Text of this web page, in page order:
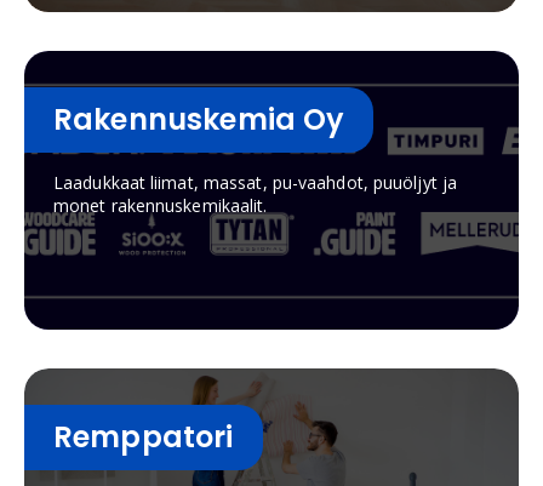
Rakennuskemia Oy
Laadukkaat liimat, massat, pu-vaahdot, puuöljyt ja
monet rakennuskemikaalit.
Remppatori